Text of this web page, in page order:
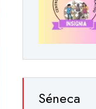
Séneca